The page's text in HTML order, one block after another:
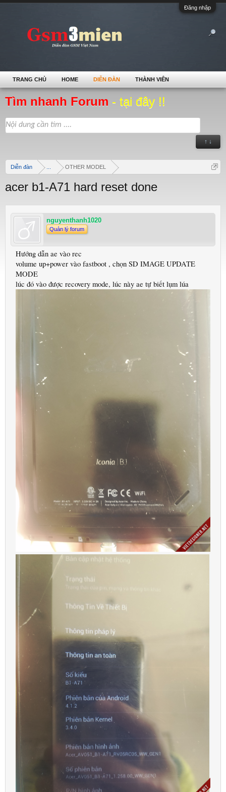
Đăng nhập
Tìm nhanh Forum - tại đây !!
↑ ↓
Diễn đàn OTHER MODEL
acer b1-A71 hard reset done
nguyenthanh1020
Quản lý forum
Hướng dẫn ae vào rec
volume up+power vào fastboot , chọn SD IMAGE UPDATE
MODE
lúc đó vào được recovery mode, lúc này ae tự biết lụm lúa
TRANG CHỦ HOME DIỄN ĐÀN THÀNH VIÊN